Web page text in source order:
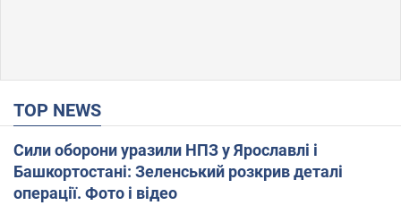
TOP NEWS
Сили оборони уразили НПЗ у Ярославлі і
Башкортостані: Зеленський розкрив деталі
операції. Фото і відео